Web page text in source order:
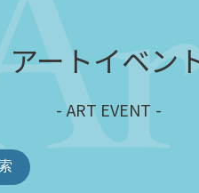
アートイベン
ART EVENT